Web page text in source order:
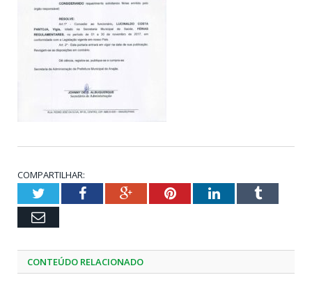
COMPARTILHAR:
TwitterFacebookGoogle+PinterestLinkedInTumblr
Email
CONTEÚDO RELACIONADO